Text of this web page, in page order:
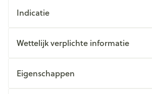
Indicatie
Wettelijk verplichte informatie
Eigenschappen